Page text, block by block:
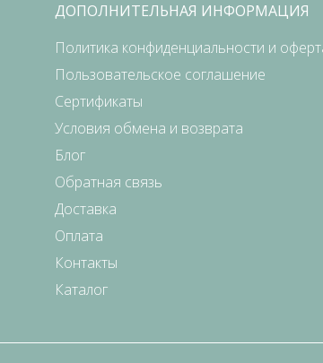
ДОПОЛНИТЕЛЬНАЯ ИНФОРМАЦИЯ
Политика конфиденциальности и
Пользовательское соглашение
Сертификаты
Условия обмена и возврата
Блог
Обратная связь
Доставка
Оплата
Контакты
Каталог